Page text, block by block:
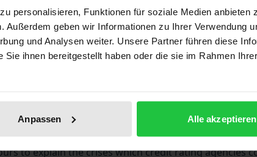
personalisieren, Funktionen für soziale Medien anbieten
geben wir Informationen zu Ihrer Verwendung
und Analysen weiter. Unsere Partner führen diese
ihnen bereitgestellt haben oder die sie im Rahmen
Anpassen Alle akzeptieren
ratings and credit rating agencies than in recent
to explain the crises which credit rating agencies